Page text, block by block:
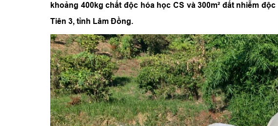
khoảng 400kg chất độc hóa học CS và 300m² đất nhiễm
Tiên 3, tỉnh Lâm Đồng.